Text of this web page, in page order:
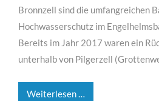
Bronnzell sind die umfangreichen
Hochwasserschutz im
Bereits im Jahr 2017 waren ein
unterhalb von Pilgerzell
Weiterlesen …